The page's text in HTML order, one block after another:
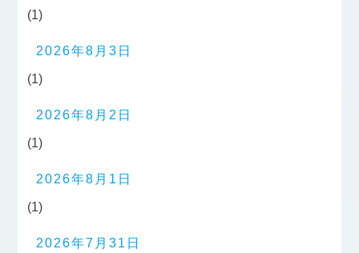
(1)
2026年8月3日
(1)
2026年8月2日
(1)
2026年8月1日
(1)
2026年7月31日